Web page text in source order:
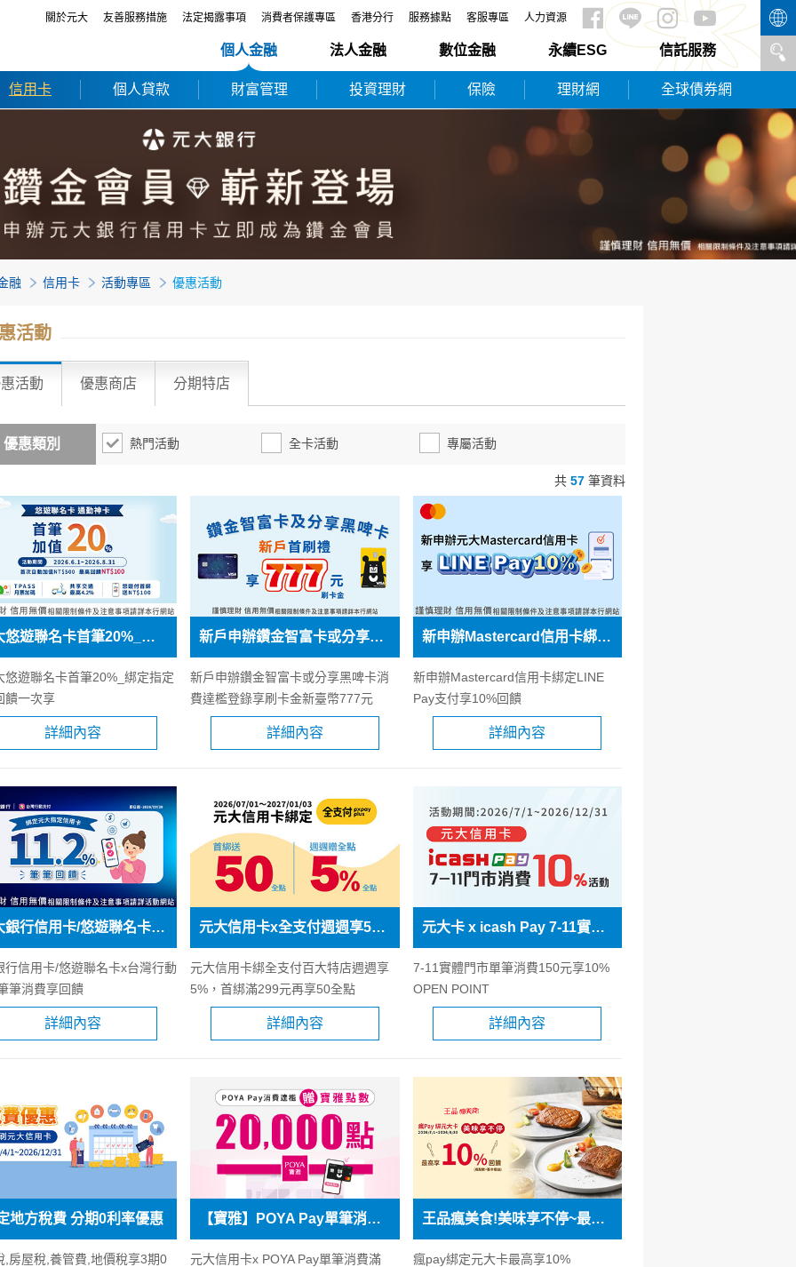
關於元大 友善服務措施 法定揭露事項 消費者保護專區 香港分行 服務據點 客服專區 人力資源
個人金融 法人金融 數位金融 永續ESG 信託服務
信用卡 個人貸款 財富管理 投資理財 保險 理財網 全球債券網
融 信用卡 活動專區 優惠活動
活動
活動 優惠商店 分期特店
優惠類別 熱門活動 全卡活動 專屬活動
共 57 筆資料
元大悠遊聯名卡首筆20%_通勤回饋一次享
悠遊聯名卡首筆20%_綁定指定
饋一次享
詳細內容
新戶申辦鑽金智富卡或分享黑啤卡消費達檻登錄享刷卡金新臺幣777元
新戶申辦鑽金智富卡或分享黑啤卡消
費達檻登錄享刷卡金新臺幣777元
詳細內容
新申辦Mastercard信用卡綁定LINE Pay支付享10%回饋
新申辦Mastercard信用卡綁定LINE
Pay支付享10%回饋
詳細內容
元大銀行信用卡/悠遊聯名卡x台灣行動支付 筆筆消費享回饋
行信用卡/悠遊聯名卡x台灣行動
筆消費享回饋
詳細內容
元大信用卡x全支付週週享5%，首綁滿299元再享50全點
元大信用卡綁全支付百大特店週週享
5%，首綁滿299元再享50全點
詳細內容
元大卡 x icash Pay 7-11實體門巿消費10%活動
7-11實體門市單筆消費150元享10%
OPEN POINT
詳細內容
地方稅費 分期0利率優惠
,房屋稅,養管費,地價稅享3期0
【寶雅】POYA Pay單筆消費滿699元贈寶雅會員點數20,000點
元大信用卡x POYA Pay單筆消費滿
王品瘋美食!美味享不停~最高享10%
瘋pay綁定元大卡最高享10%